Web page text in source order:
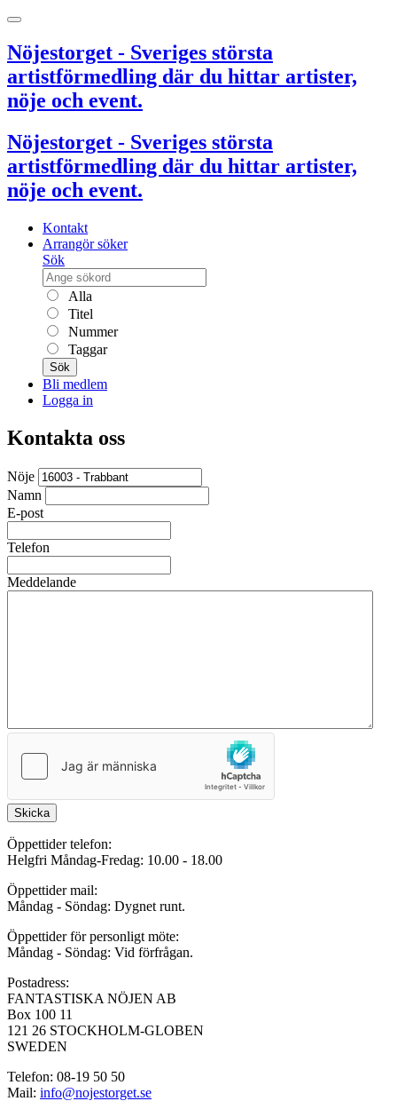
Nöjestorget - Sveriges största
artistförmedling där du hittar artister,
nöje och event.
Nöjestorget - Sveriges största
artistförmedling där du hittar artister,
nöje och event.
Kontakt
Arrangör söker
Sök
Alla
Titel
Nummer
Taggar
Sök
Bli medlem
Logga in
Kontakta oss
Nöje
Namn
E-post
Telefon
Meddelande
Skicka
Öppettider telefon:
Helgfri Måndag-Fredag: 10.00 - 18.00
Öppettider mail:
Måndag - Söndag: Dygnet runt.
Öppettider för personligt möte:
Måndag - Söndag: Vid förfrågan.
Postadress:
FANTASTISKA NÖJEN AB
Box 100 11
121 26 STOCKHOLM-GLOBEN
SWEDEN
Telefon: 08-19 50 50
Mail: info@nojestorget.se